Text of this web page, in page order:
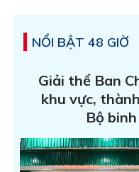
NỔI BẬT 48 GIỜ
Giải thể Ban
khu vực,
Bộ